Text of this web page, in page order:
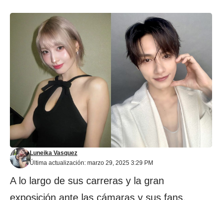
Última actualización: marzo 29, 2025 3:29 PM
Luneika Vasquez
A lo largo de sus carreras y la gran
exposición ante las cámaras y sus fans,